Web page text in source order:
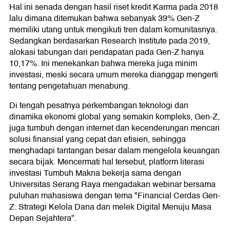
Hal ini senada dengan hasil riset kredit Karma pada 2018
lalu dimana ditemukan bahwa sebanyak 39% Gen-Z
memiliki utang untuk mengikuti tren dalam komunitasnya.
Sedangkan berdasarkan Research Institute pada 2019,
alokasi tabungan dari pendapatan pada Gen-Z hanya
10,17%. Ini menekankan bahwa mereka juga minim
investasi, meski secara umum mereka dianggap mengerti
tentang pengetahuan menabung.
Di tengah pesatnya perkembangan teknologi dan
dinamika ekonomi global yang semakin kompleks, Gen-Z,
juga tumbuh dengan internet dan kecenderungan mencari
solusi finansial yang cepat dan efisien, sehingga
menghadapi tantangan besar dalam mengelola keuangan
secara bijak. Mencermati hal tersebut, platform literasi
investasi Tumbuh Makna bekerja sama dengan
Universitas Serang Raya mengadakan webinar bersama
puluhan mahasiswa dengan tema "Financial Cerdas Gen-
Z: Strategi Kelola Dana dan melek Digital Menuju Masa
Depan Sejahtera".